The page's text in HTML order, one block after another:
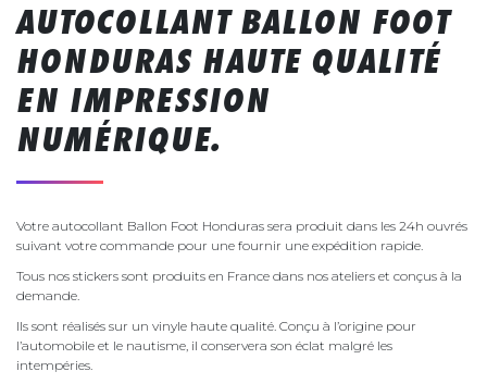
AUTOCOLLANT BALLON FOOT
HONDURAS HAUTE QUALITÉ
EN IMPRESSION
NUMÉRIQUE.
Votre autocollant Ballon Foot Honduras sera produit dans les 24h ouvrés
suivant votre commande pour une fournir une expédition rapide.
Tous nos stickers sont produits en France dans nos ateliers et conçus à la
demande.
Ils sont réalisés sur un vinyle haute qualité. Conçu à l’origine pour
l’automobile et le nautisme, il conservera son éclat malgré les
intempéries.